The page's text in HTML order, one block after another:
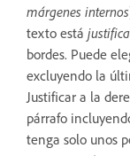
márgenes internos
texto está
bordes. Puede
excluyendo la
Justificar a la
párrafo
tenga solo unos